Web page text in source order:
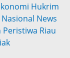
Hukrim
Nasional News
Peristiwa Riau